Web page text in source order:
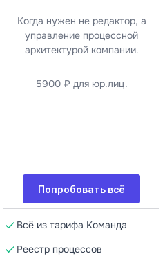
Когда нужен не редактор, а
управление процессной
архитектурой компании.
5900 ₽ для юр.лиц.
Попробовать всё
Всё из тарифа Команда
Реестр процессов